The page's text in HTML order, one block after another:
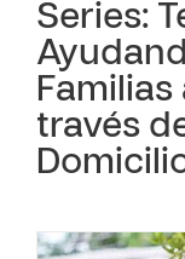
Series:
Familias
través